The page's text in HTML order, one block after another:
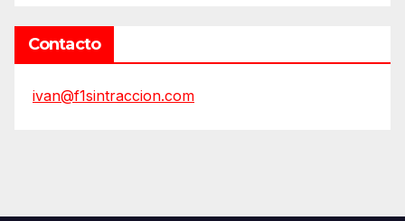
Contacto
ivan@f1sintraccion.com